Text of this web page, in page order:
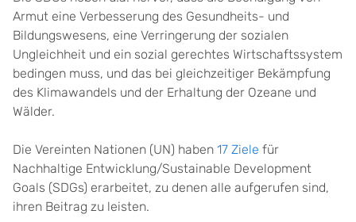
Armut eine Verbesserung des Gesundheits- und
Bildungswesens, eine Verringerung der sozialen
Ungleichheit und ein sozial gerechtes Wirtschaftssystem
bedingen muss, und das bei gleichzeitiger Bekämpfung
des Klimawandels und der Erhaltung der Ozeane und
Wälder.
Die Vereinten Nationen (UN) haben 17 Ziele für
Nachhaltige Entwicklung/Sustainable Development
Goals (SDGs) erarbeitet, zu denen alle aufgerufen sind,
ihren Beitrag zu leisten.